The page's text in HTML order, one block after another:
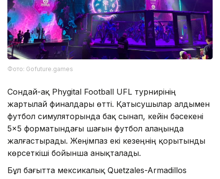
Фото: Gofuture.games
Сондай-ақ Phygital Football UFL турнирінің
жартылай финалдары өтті. Қатысушылар алдымен
футбол симуляторында бақ сынап, кейін бәсекені
5×5 форматындағы шағын футбол алаңында
жалғастырады. Жеңімпаз екі кезеңнің қорытынды
көрсеткіші бойынша анықталады.
Бұл бағытта мексикалық Quetzales-Armadillos